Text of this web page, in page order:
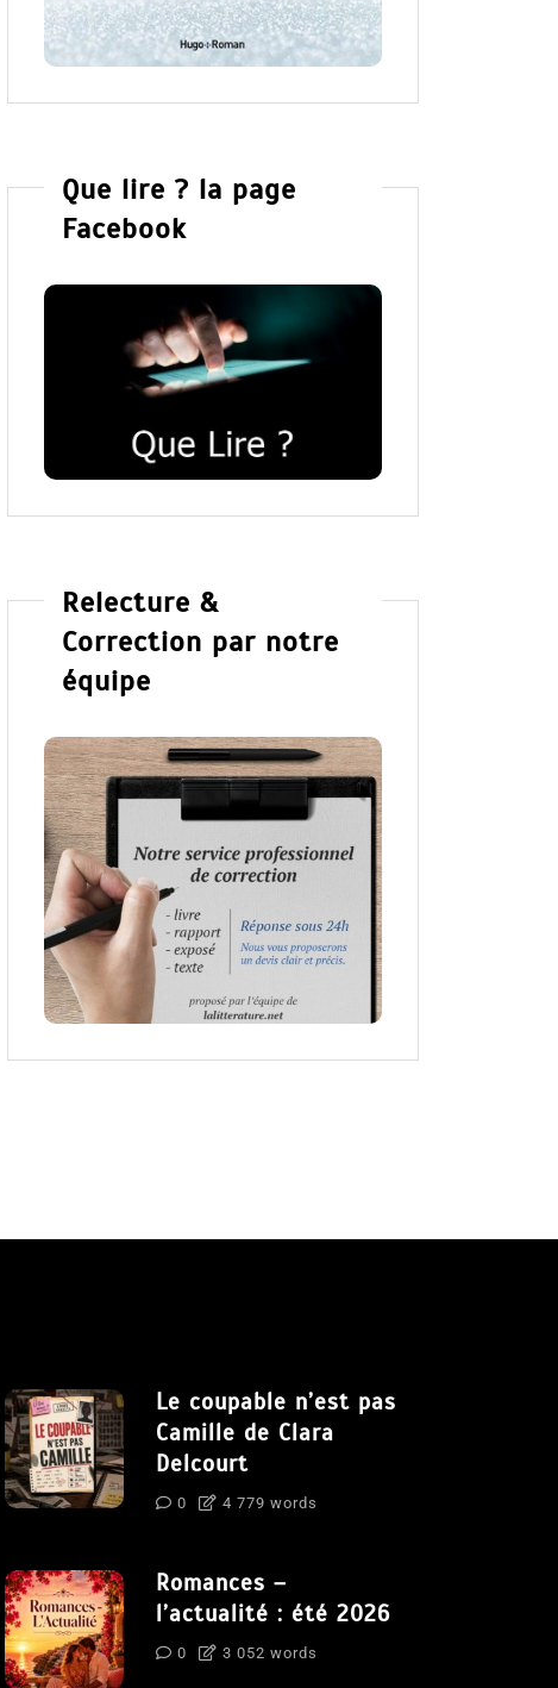
Que lire ? la page
Facebook
Relecture &
Correction par notre
équipe
Le coupable n’est pas
Camille de Clara
Delcourt
0 4 779 words
Romances –
l’actualité : été 2026
0 3 052 words